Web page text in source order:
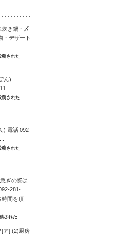
き鍋・〆
・デザート
稿された
ん)
稿された
) 電話 092-
稿された
ぎの際は
281-
間を頂
された
[ア] (2)厨房